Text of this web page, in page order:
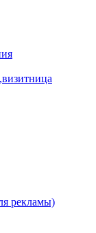
рекламы)